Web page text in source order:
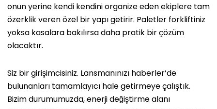
onun yerine kendi kendini organize eden ekiplere tam
özerklik veren özel bir yapı getirir. Paletler forkliftiniz
yoksa kasalara bakılırsa daha pratik bir çözüm
olacaktır.
Siz bir girişimcisiniz. Lansmanınızı haberler’de
bulunanları tamamlayıcı hale getirmeye çalıştık.
Bizim durumumuzda, enerji değiştirme alanı